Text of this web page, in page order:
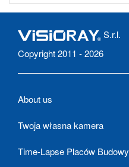
S.r.l.
Copyright 2011 - 2026
About us
Twoja własna kamera
Time-Lapse Placów Budowy